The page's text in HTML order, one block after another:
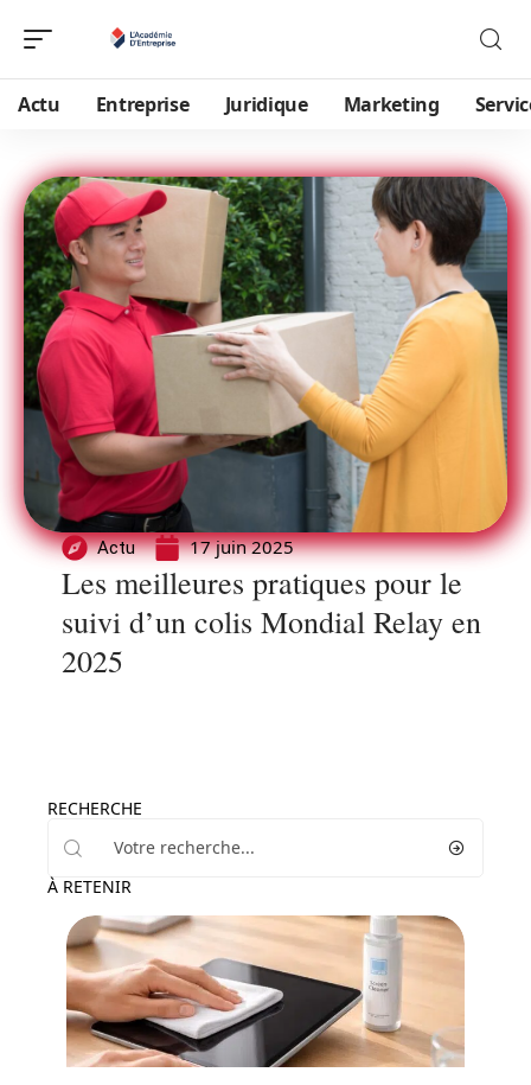
Actu Entreprise Juridique Marketing
Actu 17 juin 2025
Les meilleures pratiques pour le
suivi d’un colis Mondial Relay en
2025
RECHERCHE
À RETENIR
Actu